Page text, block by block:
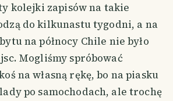
kolejki zapisów na takie
do kilkunastu tygodni, a na
na północy Chile nie było
Mogliśmy spróbować
na własną rękę, bo na piasku
po samochodach, ale trochę